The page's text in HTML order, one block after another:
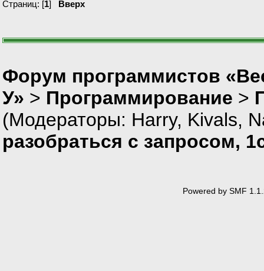
Страниц: [1] Вверх
Форум программистов
У» > Программирование >
(Модераторы: Harry, Kivals,
разобраться с запросом,
Powered by SMF